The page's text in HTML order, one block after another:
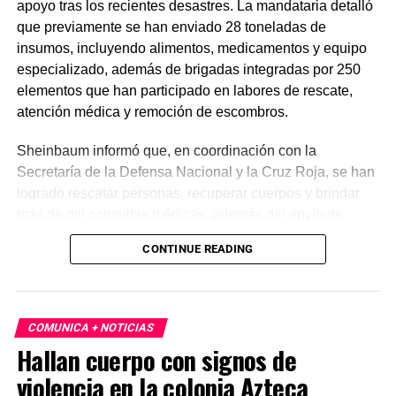
apoyo tras los recientes desastres. La mandataria detalló
que previamente se han enviado 28 toneladas de
insumos, incluyendo alimentos, medicamentos y equipo
especializado, además de brigadas integradas por 250
elementos que han participado en labores de rescate,
atención médica y remoción de escombros.
Sheinbaum informó que, en coordinación con la
Secretaría de la Defensa Nacional y la Cruz Roja, se han
logrado rescatar personas, recuperar cuerpos y brindar
plantas de energía y materiales de apoyo. Subrayó que
estas acciones responden a solicitudes del gobierno
En otro tema, el secretario de Economía, Marcelo Ebrard,
aseguró que el Tratado entre México, Estados Unidos y
Canadá (T-MEC) se mantiene sin cambios y continúa
CONTINUE READING
COMUNICA + NOTICIAS
Hallan cuerpo con signos de
violencia en la colonia Azteca